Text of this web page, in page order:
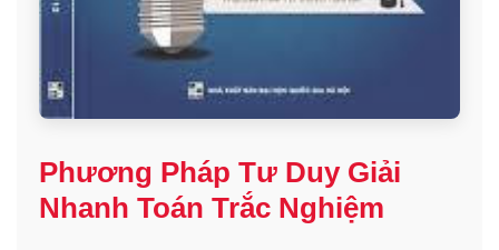
Phương Pháp Tư Duy Giải
Nhanh Toán Trắc Nghiệm